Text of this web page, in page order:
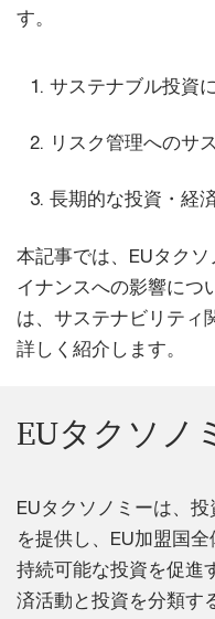
す。
サステナブル投資
リスク管理へのサ
長期的な投資・経
本記事では、EUタク
イナンスへの影響につ
は、サステナビリティ
詳しく紹介します。
EUタクソノ
EUタクソノミーは、
を提供し、EU加盟国
持続可能な投資を促進
済活動と投資を分類す